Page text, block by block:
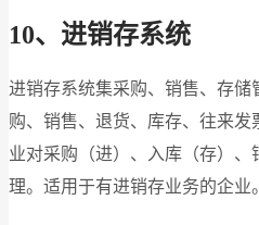
10、进销存系统
进销存系统集采购、销售、存储
购、销售、退货、库存、往来
业对采购（进）、入库（存）
理。适用于有进销存业务的企业。